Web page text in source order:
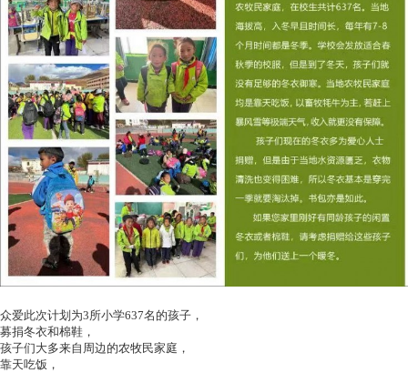
众爱此次计划为3所小学637名的孩子，
募捐冬衣和棉鞋，
孩子们大多来自周边的农牧民家庭，
靠天吃饭，